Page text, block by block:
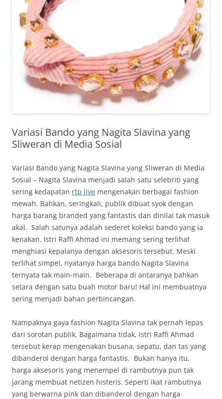
Variasi Bando yang Nagita Slavina yang
Sliweran di Media Sosial
Variasi Bando yang Nagita Slavina yang Sliweran di Media
Sosial – Nagita Slavina menjadi salah satu selebriti yang
sering kedapatan rtp live mengenakan berbagai fashion
mewah. Bahkan, seringkali, publik dibuat syok dengan
harga barang branded yang fantastis dan dinilai tak masuk
akal. Salah satunya adalah sederet koleksi bando yang ia
kenakan. Istri Raffi Ahmad ini memang sering terlihat
menghiasi kepalanya dengan aksesoris tersebut. Meski
terlihat simpel, nyatanya harga bando Nagita Slavina
ternyata tak main-main. Beberapa di antaranya bahkan
setara dengan satu buah motor baru! Hal ini membuatnya
sering menjadi bahan perbincangan.
Nampaknya gaya fashion Nagita Slavina tak pernah lepas
dari sorotan publik. Bagaimana tidak, istri Raffi Ahmad
tersebut kerap mengenakan busana, sepatu, dan tas yang
dibanderol dengan harga fantastis. Bukan hanya itu,
harga aksesoris yang menempel di rambutnya pun tak
jarang membuat netizen histeris. Seperti ikat rambutnya
yang berwarna pink dan dibanderol dengan harga